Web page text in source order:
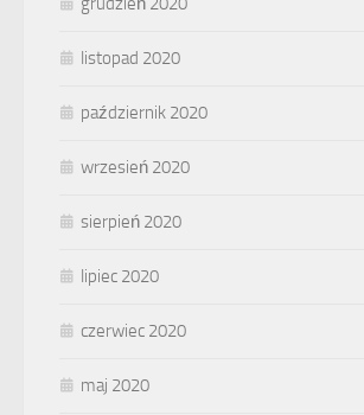
listopad 2020
październik 2020
wrzesień 2020
sierpień 2020
lipiec 2020
czerwiec 2020
maj 2020